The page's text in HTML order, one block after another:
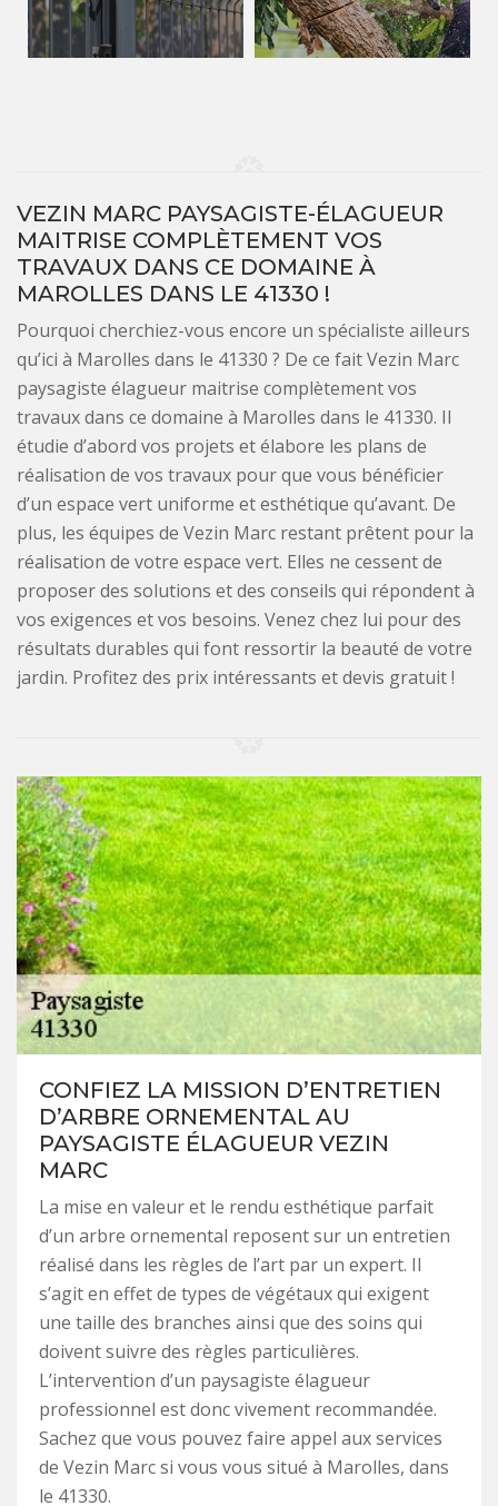
VEZIN MARC PAYSAGISTE-ÉLAGUEUR
MAITRISE COMPLÈTEMENT VOS
TRAVAUX DANS CE DOMAINE À
MAROLLES DANS LE 41330 !
Pourquoi cherchiez-vous encore un spécialiste ailleurs
qu’ici à Marolles dans le 41330 ? De ce fait Vezin Marc
paysagiste élagueur maitrise complètement vos
travaux dans ce domaine à Marolles dans le 41330. Il
étudie d’abord vos projets et élabore les plans de
réalisation de vos travaux pour que vous bénéficier
d’un espace vert uniforme et esthétique qu’avant. De
plus, les équipes de Vezin Marc restant prêtent pour la
réalisation de votre espace vert. Elles ne cessent de
proposer des solutions et des conseils qui répondent à
vos exigences et vos besoins. Venez chez lui pour des
résultats durables qui font ressortir la beauté de votre
jardin. Profitez des prix intéressants et devis gratuit !
CONFIEZ LA MISSION D’ENTRETIEN
D’ARBRE ORNEMENTAL AU
PAYSAGISTE ÉLAGUEUR VEZIN
MARC
La mise en valeur et le rendu esthétique parfait
d’un arbre ornemental reposent sur un entretien
réalisé dans les règles de l’art par un expert. Il
s’agit en effet de types de végétaux qui exigent
une taille des branches ainsi que des soins qui
doivent suivre des règles particulières.
L’intervention d’un paysagiste élagueur
professionnel est donc vivement recommandée.
Sachez que vous pouvez faire appel aux services
de Vezin Marc si vous vous situé à Marolles, dans
le 41330.